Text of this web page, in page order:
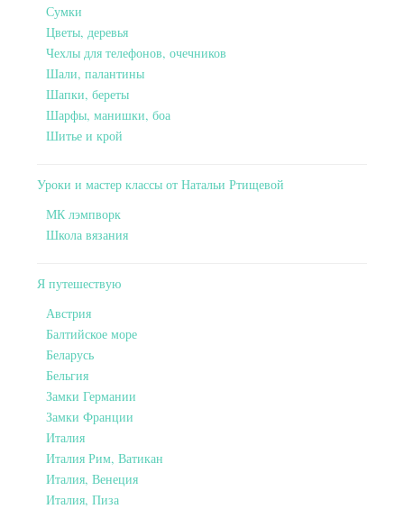
Сумки
Цветы, деревья
Чехлы для телефонов, очечников
Шали, палантины
Шапки, береты
Шарфы, манишки, боа
Шитье и крой
Уроки и мастер классы от Натальи Ртищевой
МК лэмпворк
Школа вязания
Я путешествую
Австрия
Балтийское море
Беларусь
Бельгия
Замки Германии
Замки Франции
Италия
Италия Рим, Ватикан
Италия, Венеция
Италия, Пиза